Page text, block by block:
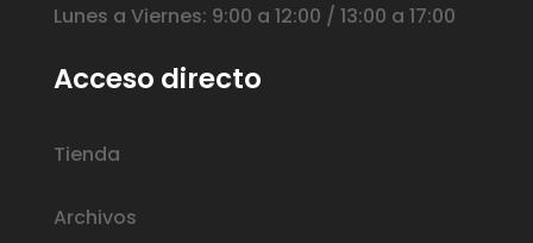
Lunes a Viernes: 9:00 a 12:00 / 13:00 a 17:00
Acceso directo
Tienda
Archivos